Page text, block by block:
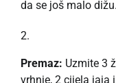
da se još malo dižu.
Premaz: Uzmite 3
vrhnje, 2 cijela jaja